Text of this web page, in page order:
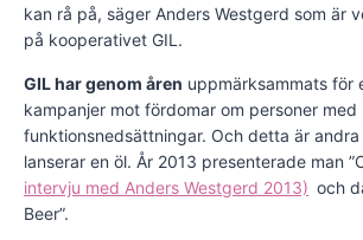
kan rå på, säger Anders Westgerd som är
på kooperativet GIL.
GIL har genom åren uppmärksammats för
kampanjer mot fördomar om personer med
funktionsnedsättningar. Och detta är andra
lanserar en öl. År 2013 presenterade man
intervju med Anders Westgerd 2013) och
Beer”.